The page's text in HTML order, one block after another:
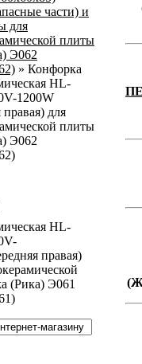
части) и
для
плиты
Э062
» Конфорка
HL-
1200W
для
плиты
Э062
HL-
правая)
(Рика) Э061